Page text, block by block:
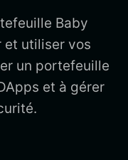
Baby
et utiliser vos
un portefeuille
et à gérer